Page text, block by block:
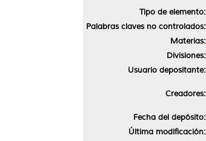
Tipo de elemento:
Palabras claves no controlados:
Materias:
Divisiones:
Usuario depositante:
Creadores:
Fecha del depósito:
Última modificación: